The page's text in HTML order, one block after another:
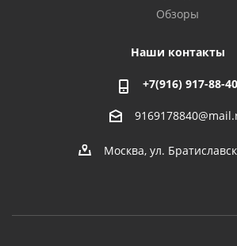
Обзоры
Наши контакты
+7(916) 917-88-40
Москва, ул.